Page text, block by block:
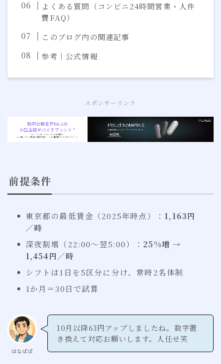
よくある質問（コンビニ24時間営業・人件
費FAQ）
このブログ内の関連記事
参考｜公式情報
スポンサーリンク
前提条件
東京都の最低賃金（2025年時点）： 1,163円
／時
深夜割増（22:00〜翌5:00）： 25%増 →
1,454円／時
シフトは1日を5区分に分け、常時2名体制
1か月＝30日で試算
はなぱぱ
10月以降63円アップしましたね。数字置
き換えて対応お願いします。人任せ笑